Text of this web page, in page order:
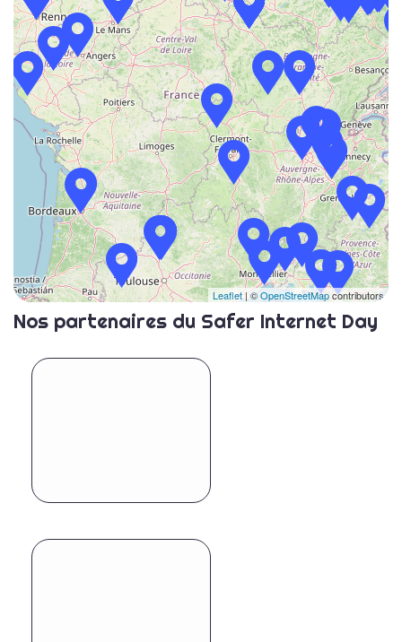
Leaflet| ©OpenStreetMapcontributors
Nos partenaires du Safer Internet Day